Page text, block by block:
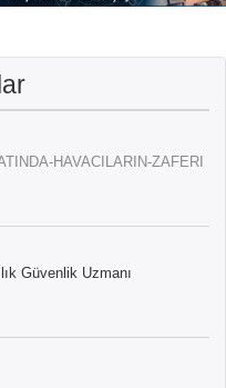
HAVACILARIN-ZAFERI
Güvenlik Uzmanı